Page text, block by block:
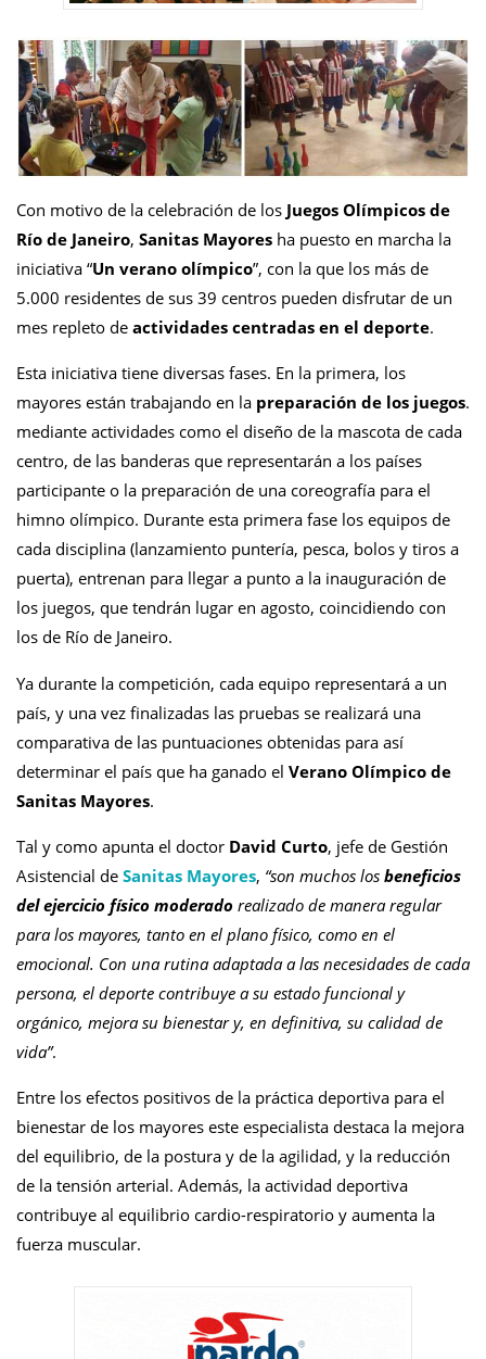
Con motivo de la celebración de los Juegos Olímpicos de
Río de Janeiro, Sanitas Mayores ha puesto en marcha la
iniciativa “Un verano olímpico”, con la que los más de
5.000 residentes de sus 39 centros pueden disfrutar de un
mes repleto de actividades centradas en el deporte.
Esta iniciativa tiene diversas fases. En la primera, los
mayores están trabajando en la preparación de los juegos.
mediante actividades como el diseño de la mascota de cada
centro, de las banderas que representarán a los países
participante o la preparación de una coreografía para el
himno olímpico. Durante esta primera fase los equipos de
cada disciplina (lanzamiento puntería, pesca, bolos y tiros a
puerta), entrenan para llegar a punto a la inauguración de
los juegos, que tendrán lugar en agosto, coincidiendo con
los de Río de Janeiro.
Ya durante la competición, cada equipo representará a un
país, y una vez finalizadas las pruebas se realizará una
comparativa de las puntuaciones obtenidas para así
determinar el país que ha ganado el Verano Olímpico de
Sanitas Mayores.
Tal y como apunta el doctor David Curto, jefe de Gestión
Asistencial de Sanitas Mayores, “son muchos los beneficios
del ejercicio físico moderado realizado de manera regular
para los mayores, tanto en el plano físico, como en el
emocional. Con una rutina adaptada a las necesidades de cada
persona, el deporte contribuye a su estado funcional y
orgánico, mejora su bienestar y, en definitiva, su calidad de
vida”.
Entre los efectos positivos de la práctica deportiva para el
bienestar de los mayores este especialista destaca la mejora
del equilibrio, de la postura y de la agilidad, y la reducción
de la tensión arterial. Además, la actividad deportiva
contribuye al equilibrio cardio-respiratorio y aumenta la
fuerza muscular.